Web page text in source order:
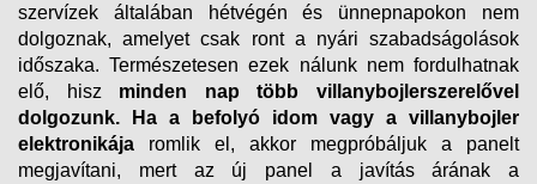
szervízek általában hétvégén és ünnepnapokon nem
dolgoznak, amelyet csak ront a nyári szabadságolások
időszaka. Természetesen ezek nálunk nem fordulhatnak
elő, hisz minden nap több villanybojlerszerelővel
dolgozunk.
Ha a befolyó idom vagy a villanybojler
elektronikája romlik el, akkor megpróbáljuk a panelt
megjavítani, mert az új panel a javítás árának a